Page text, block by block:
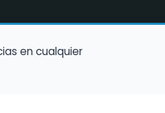
en cualquier